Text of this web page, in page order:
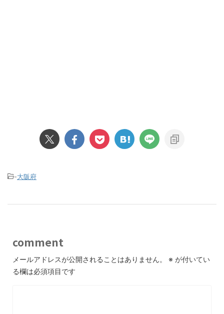
-大阪府
comment
メールアドレスが公開されることはありません。 ※ が付いてい
る欄は必須項目です